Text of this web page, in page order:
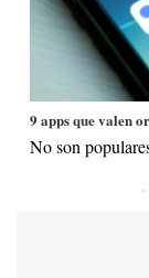
9 apps que valen
No son